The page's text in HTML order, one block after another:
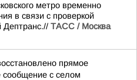
метро временно
в связи с проверкой
Дептранс.// ТАСС / Москва
прямое
сообщение с селом